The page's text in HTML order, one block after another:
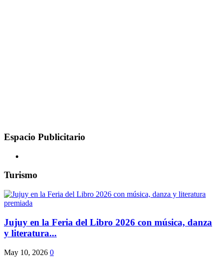
Espacio Publicitario
Turismo
Jujuy en la Feria del Libro 2026 con música, danza
y literatura...
May 10, 2026 0